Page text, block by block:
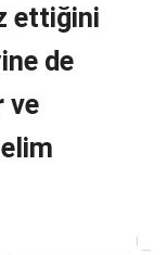
ettiğini
de
ve